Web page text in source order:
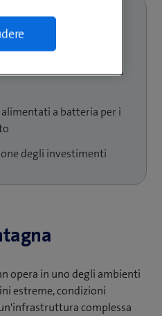
IoT scalabile
LoRaWAN e radio
a batteria per i
degli investimenti
opera in uno degli ambienti
estreme, condizioni
complessa